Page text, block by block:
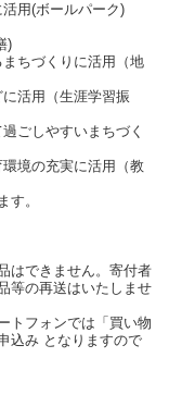
用(ボールパーク)
)
ちづくりに活用（地
活用（生涯学習振
ごしやすいまちづく
境の充実に活用（教
す。
はできません。寄付者
等の再送はいたしませ
トフォンでは「買い物
込み となりますので